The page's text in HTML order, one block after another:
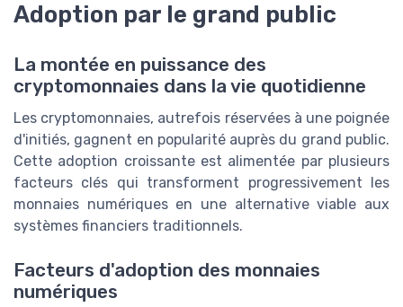
Adoption par le grand public
La montée en puissance des
cryptomonnaies dans la vie quotidienne
Les cryptomonnaies, autrefois réservées à une poignée
d'initiés, gagnent en popularité auprès du grand public.
Cette adoption croissante est alimentée par plusieurs
facteurs clés qui transforment progressivement les
monnaies numériques en une alternative viable aux
systèmes financiers traditionnels.
Facteurs d'adoption des monnaies
numériques